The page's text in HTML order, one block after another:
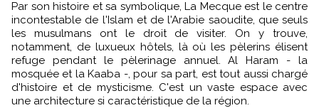
Par son histoire et sa symbolique, La Mecque est le centre
incontestable de l'Islam et de l'Arabie saoudite, que seuls
les musulmans ont le droit de visiter. On y trouve,
notamment, de luxueux hôtels, là où les pèlerins élisent
refuge pendant le pèlerinage annuel. Al Haram - la
mosquée et la Kaaba -, pour sa part, est tout aussi chargé
d'histoire et de mysticisme. C'est un vaste espace avec
une architecture si caractéristique de la région.